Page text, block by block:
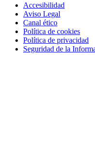
Accesibilidad
Aviso Legal
Canal ético
Política de cookies
Política de privacidad
Seguridad de la